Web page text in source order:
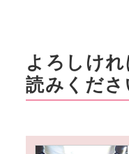
よろしけ
読みくださ